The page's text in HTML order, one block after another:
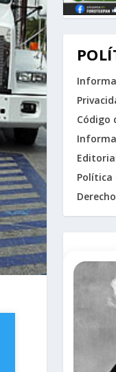
Código
Política